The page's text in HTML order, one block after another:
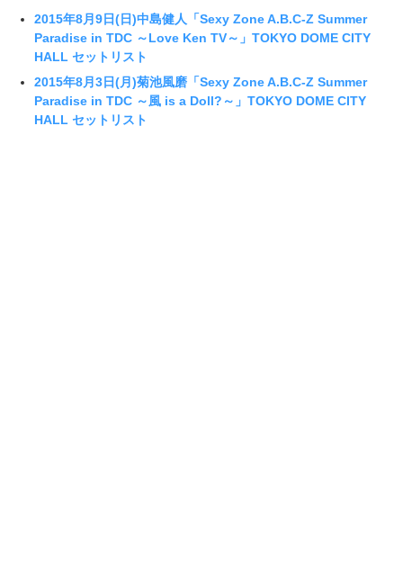
2015年8月9日(日)中島健人「Sexy Zone A.B.C-Z Summer
Paradise in TDC ～Love Ken TV～」TOKYO DOME CITY
HALL セットリスト
2015年8月3日(月)菊池風磨「Sexy Zone A.B.C-Z Summer
Paradise in TDC ～風 is a Doll?～」TOKYO DOME CITY
HALL セットリスト